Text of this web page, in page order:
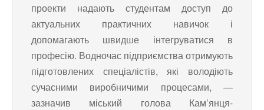
проекти надають студентам доступ до
актуальних практичних навичок і
допомагають швидше інтегруватися в
професію. Водночас підприємства отримують
підготовлених спеціалістів, які володіють
сучасними виробничими процесами, —
зазначив міський голова Кам’янця-